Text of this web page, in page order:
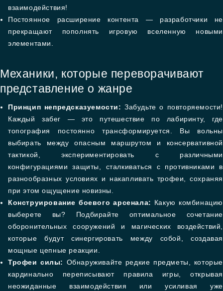
взаимодействия!
Постоянное расширение контента — разработчики не
прекращают пополнять игровую вселенную новыми
элементами.
Механики, которые переворачивают
представление о жанре
Принцип непредсказуемости: Забудьте о повторяемости!
Каждый забег — это путешествие по лабиринту, где
топография постоянно трансформируется. Вы вольны
выбирать между опасным маршрутом и консервативной
тактикой, экспериментировать с различными
конфигурациями защиты, сталкиваться с противниками в
разнообразных условиях и накапливать трофеи, сохраняя
при этом ощущение новизны.
Конструирование боевого арсенала: Какую комбинацию
выберете вы? Подбирайте оптимальное сочетание
оборонительных сооружений и магических воздействий,
которые будут синергировать между собой, создавая
мощные цепные реакции.
Трофеи силы: Обнаруживайте редкие предметы, которые
кардинально переписывают правила игры, открывая
неожиданные взаимодействия или усиливая уже